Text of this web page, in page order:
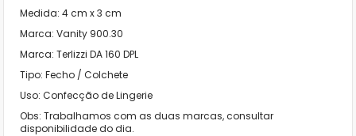
Medida: 4 cm x 3 cm
Marca: Vanity 900.30
Marca: Terlizzi DA 160 DPL
Tipo: Fecho / Colchete
Uso: Confecção de Lingerie
Obs: Trabalhamos com as duas marcas, consultar
disponibilidade do dia.